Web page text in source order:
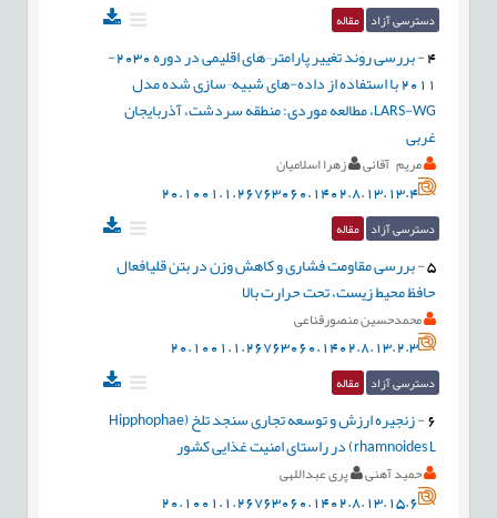
دسترسی آزاد مقاله
4
-
بررسی روند تغییر پارامتر¬های اقلیمی در دوره 2030-
2011 با استفاده از داده-های شبیه‌¬سازی شده مدل
LARS-WG، مطالعه موردی: منطقه سردشت، آذربایجان
غربی
مریم آقائی زهرا اسلامیان
20.1001.1.26763060.1402.8.13.13.4
دسترسی آزاد مقاله
5
-بررسی مقاومت فشاری و کاهش وزن در بتن قلیافعال
حافظ محیط زیست، تحت حرارت بالا
محمدحسین منصورقناعی
20.1001.1.26763060.1402.8.13.2.3
دسترسی آزاد مقاله
6
-
زنجیره ارزش و توسعه تجاری سنجد تلخ (Hipphophae
rhamnoides L) در راستای امنیت غذایی کشور
حمید آهنی پری عبداللهی
20.1001.1.26763060.1402.8.13.15.6